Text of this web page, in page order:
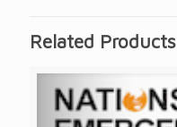
Related Products